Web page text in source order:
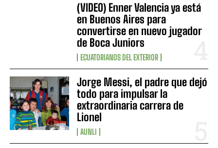
(VIDEO) Enner Valencia ya está
en Buenos Aires para
convertirse en nuevo jugador
de Boca Juniors
ECUATORIANOS DEL EXTERIOR
Jorge Messi, el padre que dejó
todo para impulsar la
extraordinaria carrera de
Lionel
AUNLI